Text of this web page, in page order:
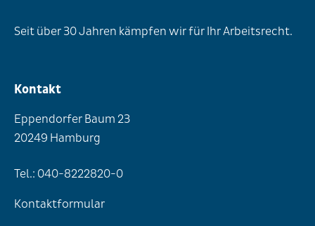
Seit über 30 Jahren kämpfen wir für Ihr Arbeitsrecht.
Kontakt
Eppendorfer Baum 23
20249 Hamburg
Tel.: 040-8222820-0
Kontaktformular